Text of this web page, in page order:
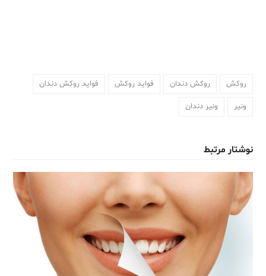
روکش روکش دندان فواید روکش فواید روکش دندان
ونیر ونیر دندان
نوشتار مرتبط